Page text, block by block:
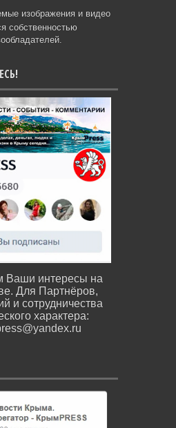
изображения и видео
собственностью
Ваши интересы на
Для Партнёров,
и сотрудничества
характера: